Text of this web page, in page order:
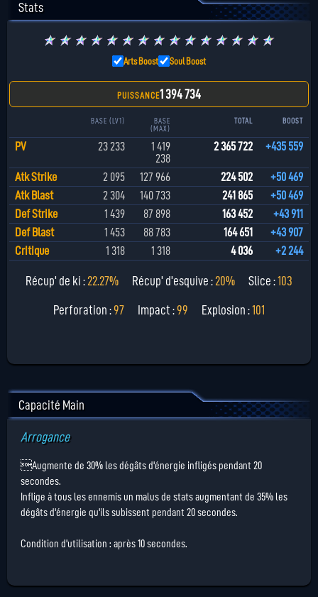
Stats
★ ★ ★ ★ ★ ★ ★ ★ ★ ★ ★ ★ ★ ★ ★
Arts Boost Soul Boost
PUISSANCE1 394 734
BASE (LV1)
BASE
(MAX)
TOTAL BOOST
PV 23 233
1 419
238
2 365 722 +435 559
Atk Strike 2 095 127 966 224 502
+50 469
Atk Blast
2 304 140 733 241 865
+50 469
Def Strike
1 439 87 898 163 452
+43 911
Def Blast
1 453 88 783 164 651
+43 907
Critique
1 318 1 318 4 036 +2 244
Récup' de ki : 22.27% Récup' d'esquive : 20% Slice :103
Perforation :97 Impact :99 Explosion :101
Capacité Main
Arrogance
Augmente de 30% les dégâts d'énergie infligés pendant 20
secondes.
Inflige à tous les ennemis un malus de stats augmentant de 35% les
dégâts d'énergie qu'ils subissent pendant 20 secondes.
Condition d'utilisation : après 10 secondes.